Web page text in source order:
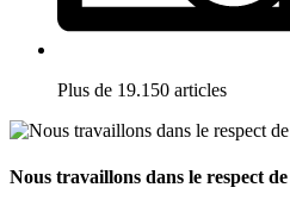
Plus de 19.150 articles
Nous travaillons dans le respect